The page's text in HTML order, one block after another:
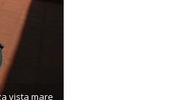
vista mare